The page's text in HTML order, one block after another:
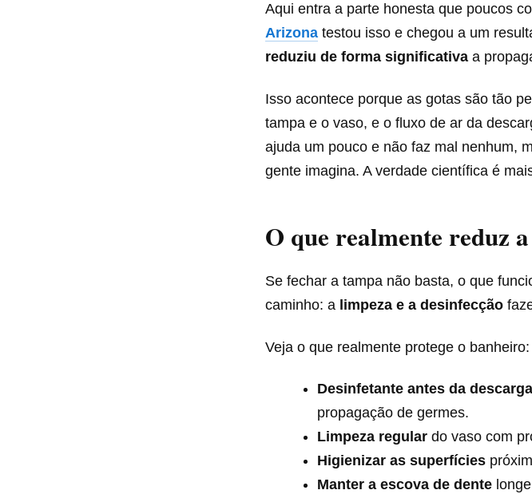
Aqui entra a parte honesta que poucos
Arizona testou isso e chegou a um
reduziu de forma significativa a
Isso acontece porque as gotas são tão
tampa e o vaso, e o fluxo de ar da
ajuda um pouco e não faz mal nenhum,
gente imagina. A verdade científica é
O que realmente reduz
Se fechar a tampa não basta, o que
caminho: a limpeza e a desinfecção
Veja o que realmente protege o banheiro:
Desinfetante antes da descarga
propagação de germes.
Limpeza regular do vaso com
Higienizar as superfícies
Manter a escova de dente